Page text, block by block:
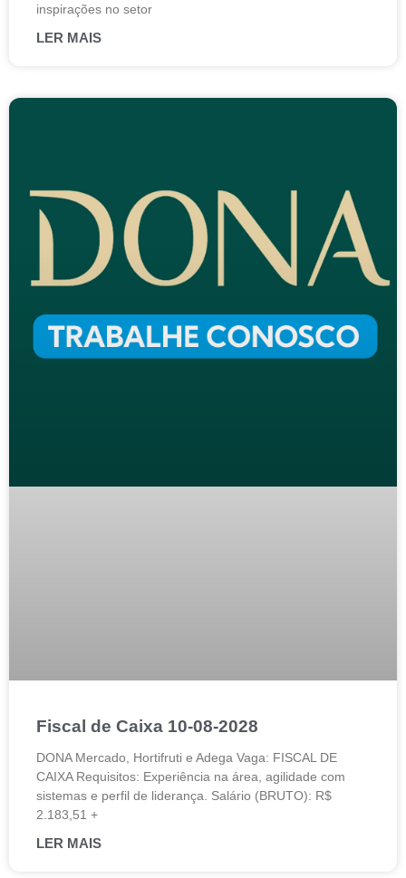
inspirações no setor
LER MAIS
Fiscal de Caixa 10-08-2028
DONA Mercado, Hortifruti e Adega Vaga: FISCAL DE
CAIXA Requisitos: Experiência na área, agilidade com
sistemas e perfil de liderança. Salário (BRUTO): R$
2.183,51 +
LER MAIS